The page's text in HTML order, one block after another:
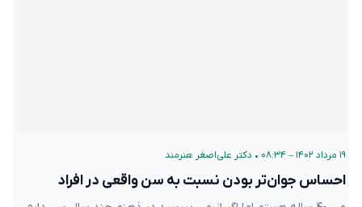
۱۹ مرداد ۱۴۰۲ – ۰۸:۳۴ • دکتر علی‌اصغر هنرمند
احساس جوان‌تر بودن نسبت به سن واقعی در افراد